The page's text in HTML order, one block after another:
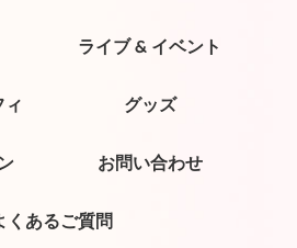
ライブ & イベント
グッズ
お問い合わせ
くあるご質問